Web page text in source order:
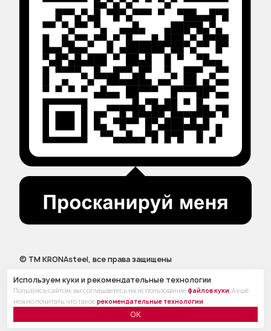
© ТМ KRONAsteel, все права защищены
Используем куки и рекомендательные технологии
Пользуясь сайтом, вы соглашаетесь на использование файлов куки. А ещё
можно почитать, что такое рекомендательные технологии.
ОК